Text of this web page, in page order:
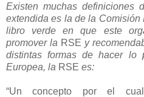
Existen muchas definiciones
extendida es la de la Comisión
libro verde en que este
promover la RSE y
distintas formas de hacer lo
Europea, la RSE es:
“Un concepto por el